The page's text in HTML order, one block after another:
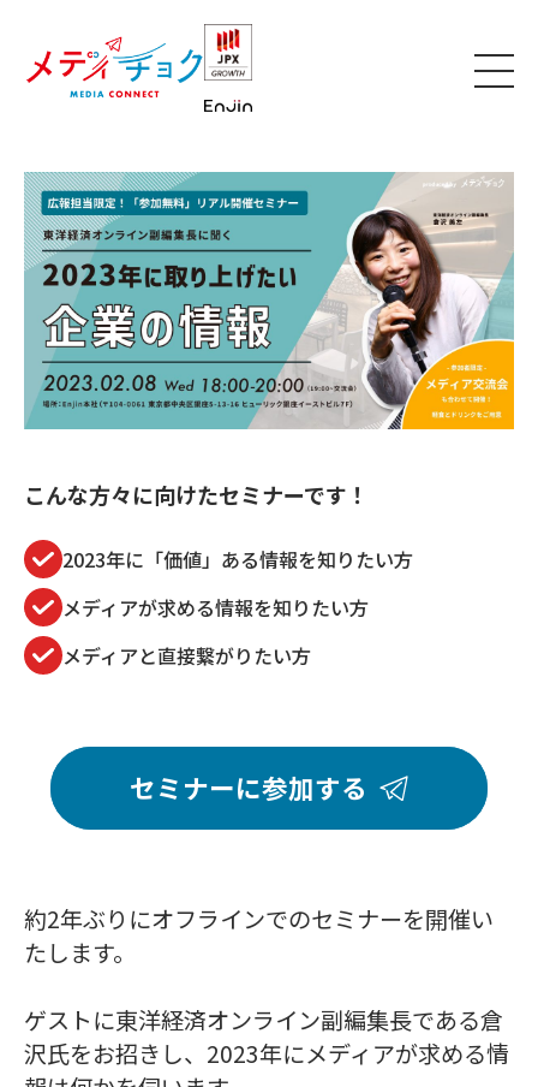
こんな方々に向けたセミナーです！
2023年に「価値」ある情報を知りたい方
メディアが求める情報を知りたい方
メディアと直接繋がりたい方
セミナーに参加する
約2年ぶりにオフラインでのセミナーを開催い
たします。
ゲストに東洋経済オンライン副編集長である倉
沢氏をお招きし、2023年にメディアが求める情